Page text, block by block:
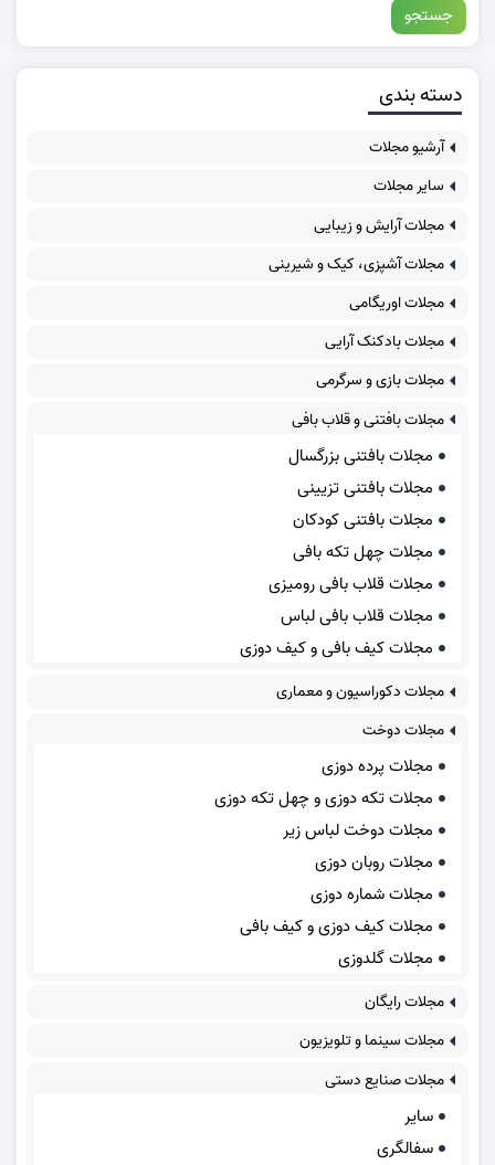
دسته بندی
آرشیو مجلات
سایر مجلات
مجلات آرایش و زیبایی
مجلات آشپزی، کیک و شیرینی
مجلات اوریگامی
مجلات بادکنک آرایی
مجلات بازی و سرگرمی
مجلات بافتنی و قلاب بافی
مجلات بافتنی بزرگسال
مجلات بافتنی تزیینی
مجلات بافتنی کودکان
مجلات چهل تکه بافی
مجلات قلاب بافی رومیزی
مجلات قلاب بافی لباس
مجلات کیف بافی و کیف دوزی
مجلات دکوراسیون و معماری
مجلات دوخت
مجلات پرده دوزی
مجلات تکه دوزی و چهل تکه دوزی
مجلات دوخت لباس زیر
مجلات روبان دوزی
مجلات شماره دوزی
مجلات کیف دوزی و کیف بافی
مجلات گلدوزی
مجلات رایگان
مجلات سینما و تلویزیون
مجلات صنایع دستی
سایر
سفالگری